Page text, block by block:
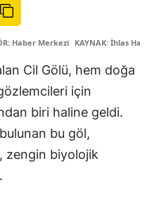
Haber Merkezi KAYNAK: İhlas
Cil Gölü, hem doğa
için
biri haline geldi.
bulunan bu göl,
zengin biyolojik